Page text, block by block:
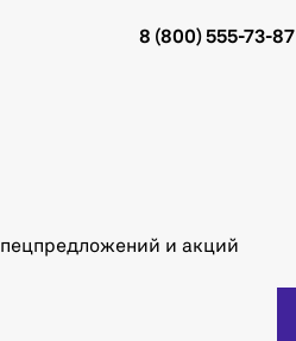
8 (800) 555-73-87
и акций